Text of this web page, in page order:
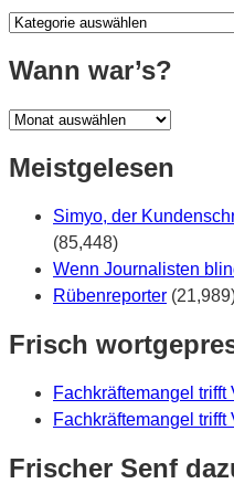
Was
Wann war’s?
Wann
Meistgelesen
Simyo, der
(85,448)
Wenn Journalisten
Rübenreporter
Frisch
Fachkräftemangel trifft
Fachkräftemangel trifft
Frischer Senf